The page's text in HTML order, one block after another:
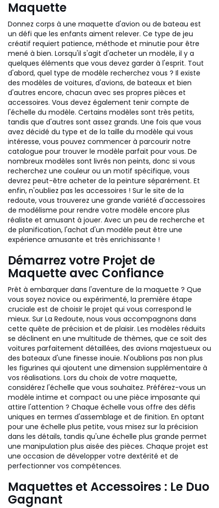
Maquette
Donnez corps à une maquette d'avion ou de bateau est
un défi que les enfants aiment relever. Ce type de jeu
créatif requiert patience, méthode et minutie pour être
mené à bien. Lorsqu'il s'agit d'acheter un modèle, il y a
quelques éléments que vous devez garder à l'esprit. Tout
d'abord, quel type de modèle recherchez vous ? Il existe
des modèles de voitures, d'avions, de bateaux et bien
d'autres encore, chacun avec ses propres pièces et
accessoires. Vous devez également tenir compte de
l'échelle du modèle. Certains modèles sont très petits,
tandis que d'autres sont assez grands. Une fois que vous
avez décidé du type et de la taille du modèle qui vous
intéresse, vous pouvez commencer à parcourir notre
catalogue pour trouver le modèle parfait pour vous. De
nombreux modèles sont livrés non peints, donc si vous
recherchez une couleur ou un motif spécifique, vous
devrez peut-être acheter de la peinture séparément. Et
enfin, n'oubliez pas les accessoires ! Sur le site de la
redoute, vous trouverez une grande variété d'accessoires
de modélisme pour rendre votre modèle encore plus
réaliste et amusant à jouer. Avec un peu de recherche et
de planification, l'achat d'un modèle peut être une
expérience amusante et très enrichissante !
Démarrez votre Projet de
Maquette avec Confiance
Prêt à embarquer dans l'aventure de la maquette ? Que
vous soyez novice ou expérimenté, la première étape
cruciale est de choisir le projet qui vous correspond le
mieux. Sur La Redoute, nous vous accompagnons dans
cette quête de précision et de plaisir. Les modèles réduits
se déclinent en une multitude de thèmes, que ce soit des
voitures parfaitement détaillées, des avions majestueux ou
des bateaux d'une finesse inouïe. N'oublions pas non plus
les figurines qui ajoutent une dimension supplémentaire à
vos réalisations. Lors du choix de votre maquette,
considérez l'échelle que vous souhaitez. Préférez-vous un
modèle intime et compact ou une pièce imposante qui
attire l'attention ? Chaque échelle vous offre des défis
uniques en termes d'assemblage et de finition. En optant
pour une échelle plus petite, vous misez sur la précision
dans les détails, tandis qu'une échelle plus grande permet
une manipulation plus aisée des pièces. Chaque projet est
une occasion de développer votre dextérité et de
perfectionner vos compétences.
Maquettes et Accessoires : Le Duo
Gagnant